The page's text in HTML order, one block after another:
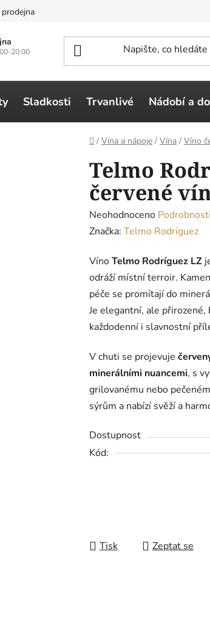
prodejna
20:00
Sladkosti Trvanlivé Nádobí a
Domů
/ Vína a nápoje / Vína / Víno
Telmo
červené
Průměrné
hodnocení
je
0,0
z
5
hvězdiček.
Neohodnoceno
Značka: Telmo Rodríguez
VínoTelmo Rodríguez LZ
odráží místní terroir.
péče se promítají do
Je elegantní, ale
každodenní i slavnostní
V chuti se projevuje
minerálními nuancemi, s
grilovanému nebo
sýrům a nabízí svěží a
Dostupnost
Kód:
Tisk Zeptat se